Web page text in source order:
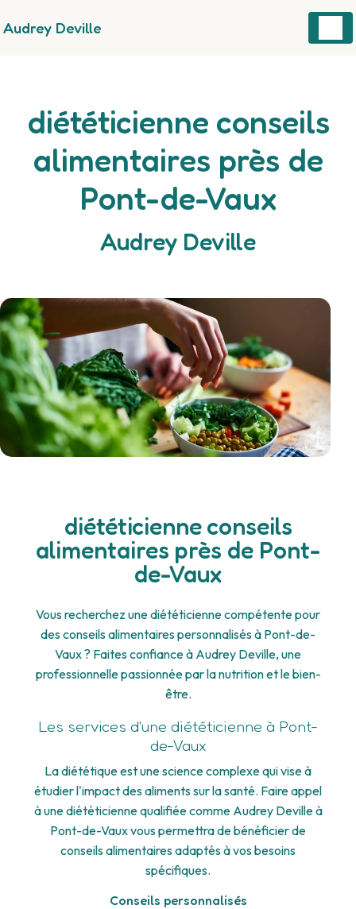
Audrey Deville
diététicienne conseils
alimentaires près de
Pont-de-Vaux
Audrey Deville
diététicienne conseils
alimentaires près de Pont-
de-Vaux
Vous recherchez une diététicienne compétente pour
des conseils alimentaires personnalisés à Pont-de-
Vaux ? Faites confiance à Audrey Deville, une
professionnelle passionnée par la nutrition et le bien-
être.
Les services d'une diététicienne à Pont-
de-Vaux
La diététique est une science complexe qui vise à
étudier l'impact des aliments sur la santé. Faire appel
à une diététicienne qualifiée comme Audrey Deville à
Pont-de-Vaux vous permettra de bénéficier de
conseils alimentaires adaptés à vos besoins
spécifiques.
Conseils personnalisés